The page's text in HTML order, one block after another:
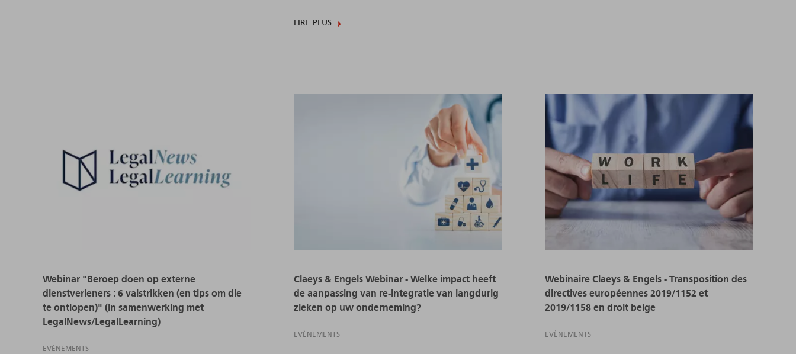
LIRE PLUS
Webinar "Beroep doen op externe
dienstverleners : 6 valstrikken (en tips om die
te ontlopen)" (in samenwerking met
LegalNews/LegalLearning)
EVÈNEMENTS
Claeys & Engels Webinar - Welke impact heeft
de aanpassing van re-integratie van langdurig
zieken op uw onderneming?
EVÈNEMENTS
Webinaire Claeys & Engels - Transposition des
directives européennes 2019/1152 et
2019/1158 en droit belge
EVÈNEMENTS